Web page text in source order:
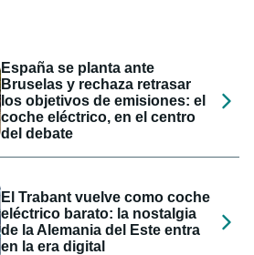
España se planta ante
Bruselas y rechaza retrasar
los objetivos de emisiones: el
coche eléctrico, en el centro
del debate
El Trabant vuelve como coche
eléctrico barato: la nostalgia
de la Alemania del Este entra
en la era digital